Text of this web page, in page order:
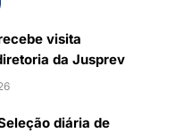
visita
da Jusprev
diária de